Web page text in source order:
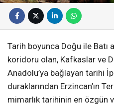
Tarih boyunca Doğu ile Batı
koridoru olan, Kafkaslar ve
Anadolu’ya bağlayan tarihi
duraklarından Erzincan’ın
mimarlık tarihinin en özgün